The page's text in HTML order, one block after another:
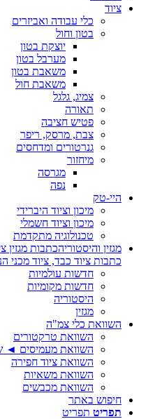
ציוד
כלי עבודה ואביזרים
בטון וחול
יוצקת בטון
מערבל בטון
משאבת בטון
משאבת חול
צמיג, גלגל
תאורה
פטיש חציבה
צבת, מרסק, ריפר
גנרטורים ומדחסים
מיחזור
מגרסה
נפה
היי-טק
מיכון וציוד היברידי
מיכון וציוד חשמלי
טכנולוגיה מתקדמת
מגזין והיסטוריהכתבות מגזין
כתבות ציוד כבד, ציוד מכני
חדשות עולמיות
חדשות מקומיות
היסטוריה
מגזין
השוואת כלי צמ"ה
השוואת טרקטורים
השוואת מעמיסים ◄
השוואת ציוד חפירה
השוואת משאיות
השוואת מכבשים
חיפוש באתר
תפריט תפריט